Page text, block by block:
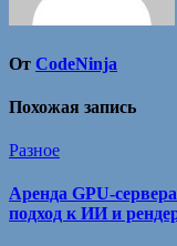
От CodeNinja
Похожая запись
Разное
Аренда GPU-
подход к ИИ и